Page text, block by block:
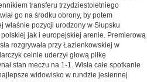
transferu trzydziestoletniego
go na środku obrony, by potem
pozycji urodzony w Słupsku
jak i europejskiej arenie. Premierową
rozgrywała przy Łazienkowskiej w
celnie uderzył głową piłkę
stan meczu na 1-1. Wisła całe spotkanie
widowisko w rundzie jesiennej